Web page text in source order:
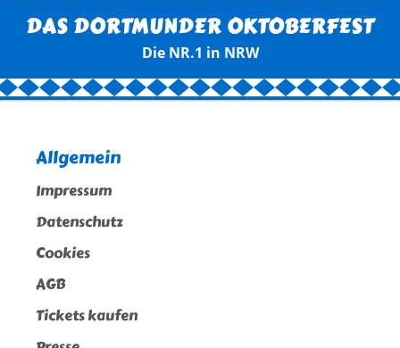
DAS DORTMUNDER OKTOBERFEST
Die NR.1 in NRW
Allgemein
Impressum
Datenschutz
Cookies
AGB
Tickets kaufen